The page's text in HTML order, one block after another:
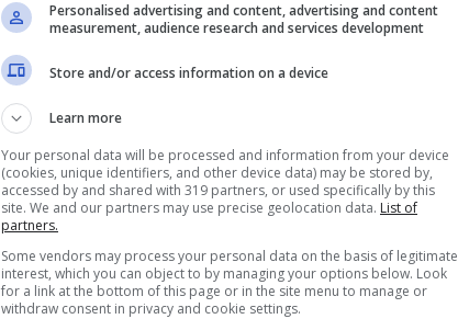
Personalised advertising and content, advertising and content
measurement, audience research and services development
Store and/or access information on a device
Learn more
Your personal data will be processed and information from your device
(cookies, unique identifiers, and other device data) may be stored by,
accessed by and shared with 319 partners, or used specifically by this
site. We and our partners may use precise geolocation data. List of
partners.
Some vendors may process your personal data on the basis of legitimate
interest, which you can object to by managing your options below. Look
for a link at the bottom of this page or in the site menu to manage or
withdraw consent in privacy and cookie settings.